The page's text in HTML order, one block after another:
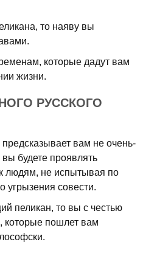
то наяву вы
которые дадут вам
жизни.
РУССКОГО
вам не очень-
будете проявлять
людям, не испытывая по
угрызения совести.
пеликан, то вы с честью
которые пошлет вам